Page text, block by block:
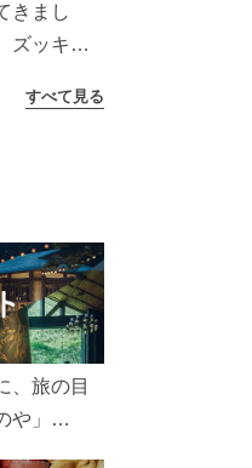
きまし
ズッキー
菜は栄養
すべて見る
、旅の目
」